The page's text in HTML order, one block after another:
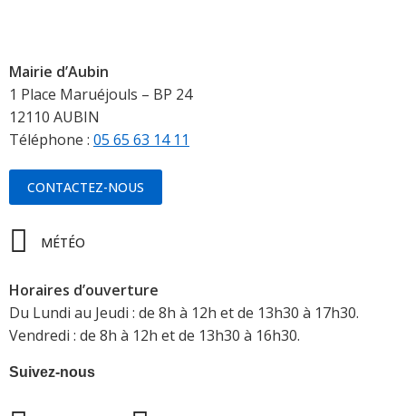
Mairie d’Aubin
1 Place Maruéjouls – BP 24
12110 AUBIN
Téléphone : 05 65 63 14 11
CONTACTEZ-NOUS
MÉTÉO
Horaires d’ouverture
Du Lundi au Jeudi : de 8h à 12h et de 13h30 à 17h30.
Vendredi : de 8h à 12h et de 13h30 à 16h30.
Suivez-nous